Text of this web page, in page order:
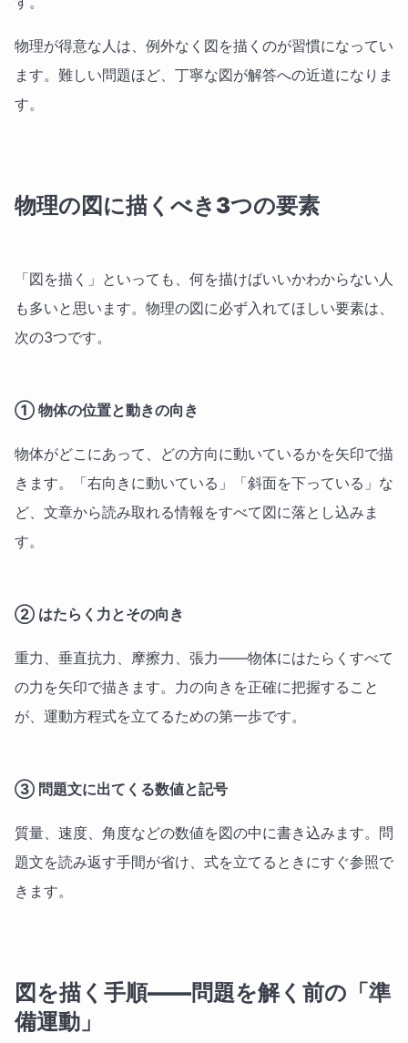
物理が得意な人は、例外なく図を描くのが習慣になってい
ます。難しい問題ほど、丁寧な図が解答への近道になりま
す。
物理の図に描くべき3つの要素
「図を描く」といっても、何を描けばいいかわからない人
も多いと思います。物理の図に必ず入れてほしい要素は、
次の3つです。
① 物体の位置と動きの向き
物体がどこにあって、どの方向に動いているかを矢印で描
きます。「右向きに動いている」「斜面を下っている」な
ど、文章から読み取れる情報をすべて図に落とし込みま
す。
② はたらく力とその向き
重力、垂直抗力、摩擦力、張力——物体にはたらくすべて
の力を矢印で描きます。力の向きを正確に把握すること
が、運動方程式を立てるための第一歩です。
③ 問題文に出てくる数値と記号
質量、速度、角度などの数値を図の中に書き込みます。問
題文を読み返す手間が省け、式を立てるときにすぐ参照で
きます。
図を描く手順——問題を解く前の「準
備運動」